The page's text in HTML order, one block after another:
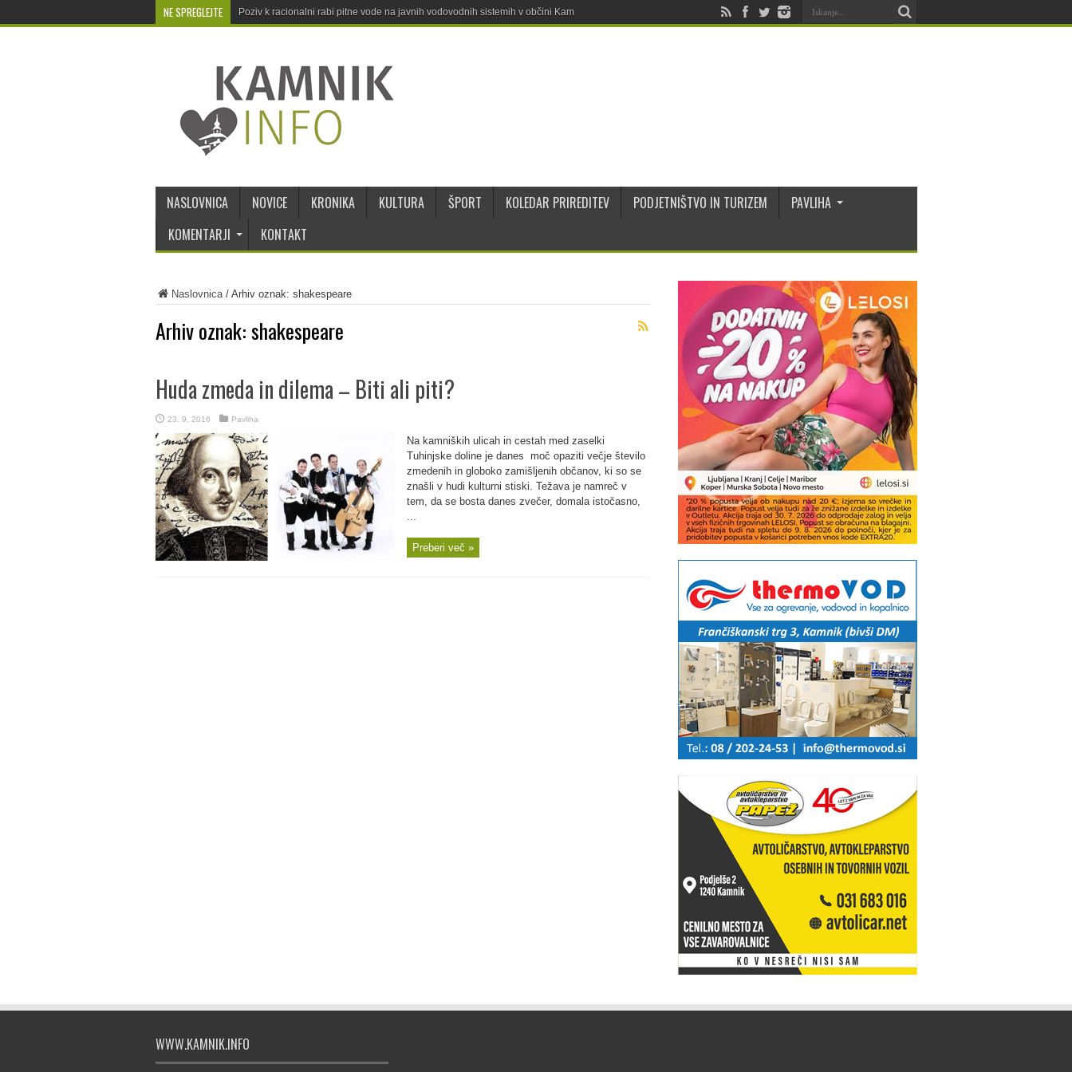
NE SPREGLEJTE Poziv k racionalni rabi pitne vode na javnih vodovodnih sistemih v občini Kamnik
NASLOVNICA NOVICE KRONIKA KULTURA ŠPORT KOLEDAR PRIREDITEV PODJETNIŠTVO IN TURIZEM
PAVLIHA
KOMENTARJI
KONTAKT
Naslovnica/ Arhiv oznak: shakespeare
Arhiv oznak:shakespeare
Huda zmeda in dilema – Biti ali piti?
23. 9. 2016 Pavliha
Na kamniških ulicah in cestah med zaselki
Tuhinjske doline je danes moč opaziti večje število
zmedenih in globoko zamišljenih občanov, ki so se
znašli v hudi kulturni stiski. Težava je namreč v
tem, da se bosta danes zvečer, domala istočasno,
...
Preberi več »
WWW.KAMNIK.INFO